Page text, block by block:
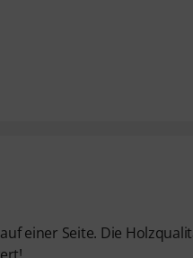
einer Seite. Die